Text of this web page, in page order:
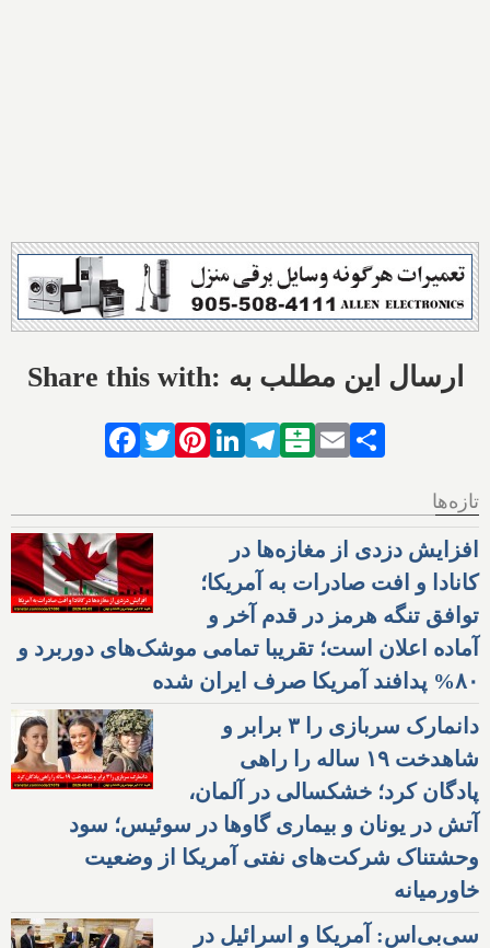
Share this with: ارسال این مطلب به
Facebook
TwitterPinterestLinkedIn
Telegram
Balatarin
Email
تازه‌ها
افزایش دزدی از مغازه‌ها در
کانادا و افت صادرات به آمریکا؛
توافق تنگه هرمز در قدم آخر و
آماده اعلان است؛ تقریبا تمامی موشک‌های دوربرد و
۸۰% پدافند آمریکا صرف ایران شده
دانمارک سربازی را ۳ برابر و
شاهدخت ۱۹ ساله را راهی
پادگان کرد؛ خشکسالی در آلمان،
آتش در یونان و بیماری گاوها در سوئیس؛ سود
وحشتناک شرکت‌های نفتی آمریکا از وضعیت
خاورمیانه
سی‌بی‌اس: آمریکا و اسرائیل در